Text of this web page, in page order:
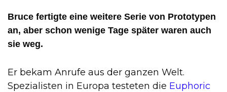
Bruce fertigte eine weitere Serie von Prototypen
an, aber schon wenige Tage später waren auch
sie weg.
Er bekam Anrufe aus der ganzen Welt.
Spezialisten in Europa testeten die Euphoric